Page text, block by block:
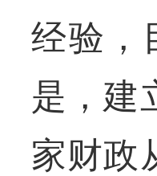
经验，
是，建
家财政